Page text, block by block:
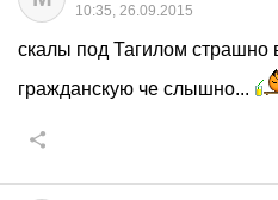
10:35, 26.09.2015
скалы под Тагилом страшно
гражданскую че слышно...